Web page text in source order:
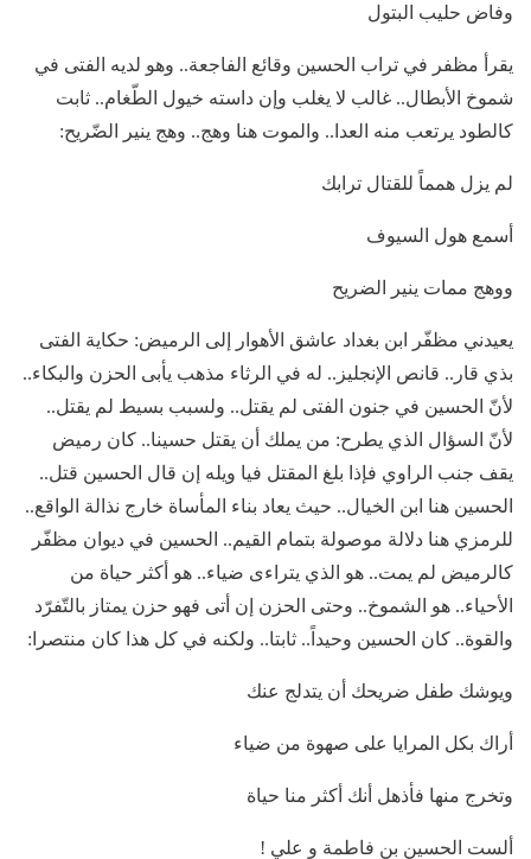
وفاض حليب البتول
يقرأ مظفر في تراب الحسين وقائع الفاجعة.. وهو لديه الفتى في
شموخ الأبطال.. غالب لا يغلب وإن داسته خيول الطّغام.. ثابت
كالطود يرتعب منه العدا.. والموت هنا وهج.. وهج ينير الضّريح:
لم يزل همماً للقتال ترابك
أسمع هول السيوف
ووهج ممات ينير الضريح
يعيدني مظفّر ابن بغداد عاشق الأهوار إلى الرميض: حكاية الفتى
بذي قار.. قانص الإنجليز.. له في الرثاء مذهب يأبى الحزن والبكاء..
لأنّ الحسين في جنون الفتى لم يقتل.. ولسبب بسيط لم يقتل..
لأنّ السؤال الذي يطرح: من يملك أن يقتل حسينا.. كان رميض
يقف جنب الراوي فإذا بلغ المقتل فيا ويله إن قال الحسين قتل..
الحسين هنا ابن الخيال.. حيث يعاد بناء المأساة خارج نذالة الواقع..
للرمزي هنا دلالة موصولة بتمام القيم.. الحسين في ديوان مظفّر
كالرميض لم يمت.. هو الذي يتراءى ضياء.. هو أكثر حياة من
الأحياء.. هو الشموخ.. وحتى الحزن إن أتى فهو حزن يمتاز بالتّفرّد
والقوة.. كان الحسين وحيداً.. ثابتا.. ولكنه في كل هذا كان منتصرا:
ويوشك طفل ضريحك أن يتدلج عنك
أراك بكل المرايا على صهوة من ضياء
وتخرج منها فأذهل أنك أكثر منا حياة
ألست الحسين بن فاطمة و علي !